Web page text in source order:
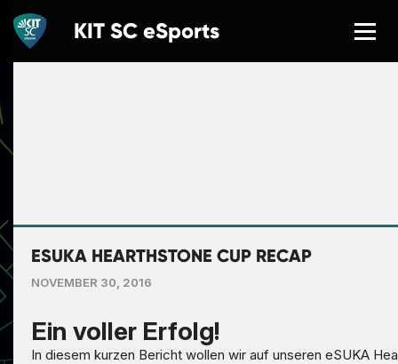
TEAMS
MITMACHEN
KIT SCeSports
ESUKA HEARTHSTONE CUP RECAP
NOVEMBER 30, 2016
Ein voller Erfolg!
In diesem kurzen Bericht wollen wir auf unseren eSUKA